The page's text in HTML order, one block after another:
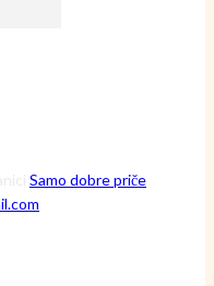
Samo dobre priče